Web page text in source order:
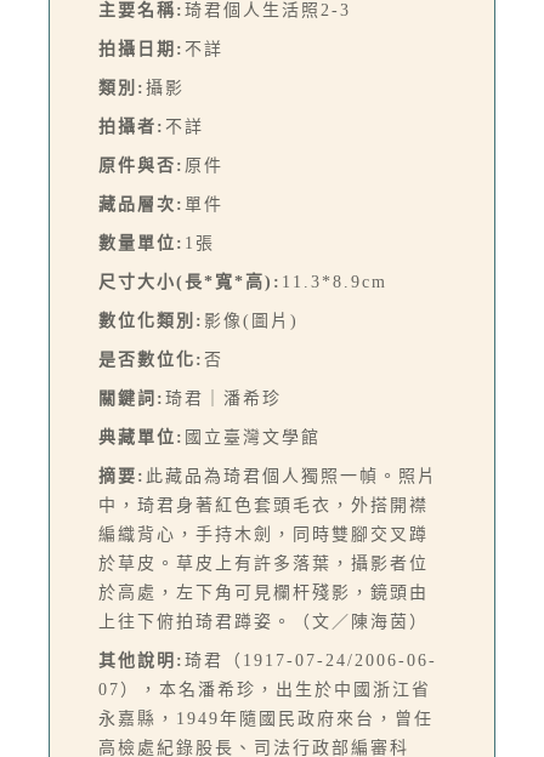
主要名稱: 琦君個人生活照2-3
拍攝日期: 不詳
類別: 攝影
拍攝者: 不詳
原件與否: 原件
藏品層次: 單件
數量單位: 1張
尺寸大小(長*寬*高): 11.3*8.9cm
數位化類別: 影像(圖片)
是否數位化: 否
關鍵詞: 琦君｜潘希珍
典藏單位: 國立臺灣文學館
摘要: 此藏品為琦君個人獨照一幀。照片
中，琦君身著紅色套頭毛衣，外搭開襟
編織背心，手持木劍，同時雙腳交叉蹲
於草皮。草皮上有許多落葉，攝影者位
於高處，左下角可見欄杆殘影，鏡頭由
上往下俯拍琦君蹲姿。（文／陳海茵）
其他說明: 琦君（1917-07-24/2006-06-
07），本名潘希珍，出生於中國浙江省
永嘉縣，1949年隨國民政府來台，曾任
高檢處紀錄股長、司法行政部編審科